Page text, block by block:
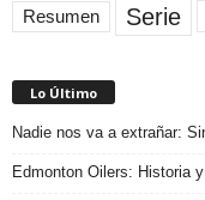
Resumen Serie
Lo Último
Nadie nos va a extrañar:
Edmonton Oilers: Historia